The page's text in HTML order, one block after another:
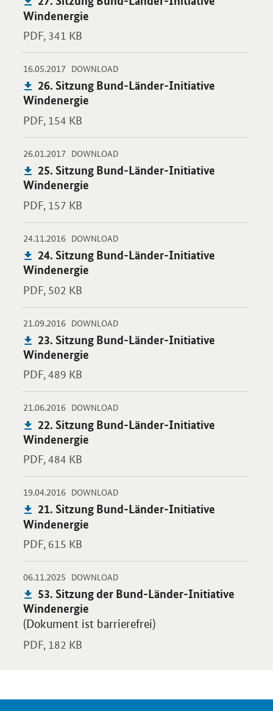
Windenergie
PDF, 341 KB
16.05.2017 -
DOWNLOAD-
Publikation:
26. Sitzung Bund-Länder-Initiative
Windenergie
PDF, 154 KB
Öffnet PDF "26. Sitzung Bund-Länder-Initiative Windenergie"
26.01.2017 -
DOWNLOAD-
Publikation:
25. Sitzung Bund-Länder-Initiative
Windenergie
PDF, 157 KB
Öffnet PDF "25. Sitzung Bund-Länder-Initiative Windenergie"
24.11.2016 -
DOWNLOAD-
Publikation:
24. Sitzung Bund-Länder-Initiative
Windenergie
PDF, 502 KB
Öffnet PDF "24. Sitzung Bund-Länder-Initiative Windenergie"
21.09.2016 -
DOWNLOAD-
Publikation:
23. Sitzung Bund-Länder-Initiative
Windenergie
PDF, 489 KB
Öffnet PDF "23. Sitzung Bund-Länder-Initiative Windenergie"
21.06.2016 -
DOWNLOAD-
Publikation:
22. Sitzung Bund-Länder-Initiative
Windenergie
PDF, 484 KB
Öffnet PDF "22. Sitzung Bund-Länder-Initiative Windenergie"
19.04.2016 -
DOWNLOAD-
Publikation:
21. Sitzung Bund-Länder-Initiative
Windenergie
PDF, 615 KB
Öffnet PDF "21. Sitzung Bund-Länder-Initiative Windenergie"
06.11.2025 -
DOWNLOAD-
Publikation:
53. Sitzung der Bund-Länder-Initiative
Windenergie
(Dokument ist barrierefrei)
PDF, 182 KB
Öffnet PDF "53. Sitzung der Bund-Länder-Initiative